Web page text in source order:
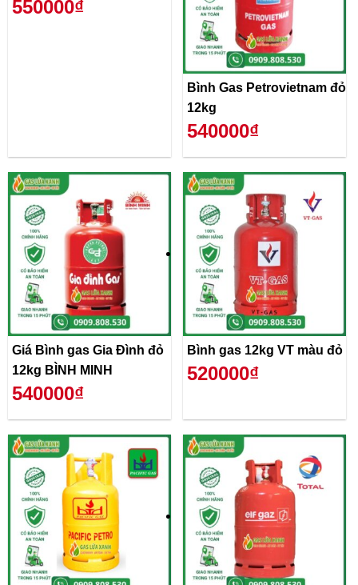
550000₫
Bình Gas Petrovietnam đỏ
12kg
540000₫
Giá Bình gas Gia Đình đỏ
12kg BÌNH MINH
540000₫
Bình gas 12kg VT màu đỏ
520000₫